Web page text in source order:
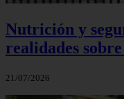
Nutrición y
realidades
21/07/2026